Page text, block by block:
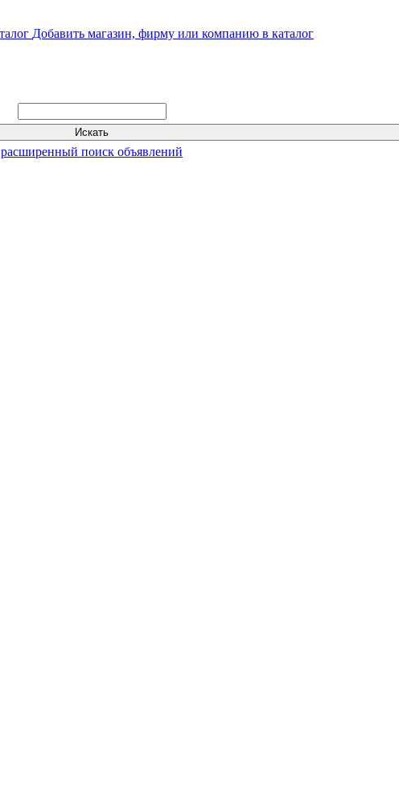
Добавить магазин, фирму или компанию в каталог
расширенный поиск объявлений